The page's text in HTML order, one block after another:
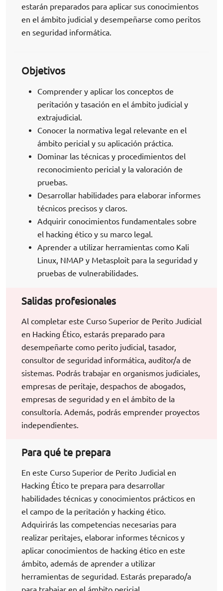
estarán preparados para aplicar sus conocimientos
en el ámbito judicial y desempeñarse como peritos
en seguridad informática.
Objetivos
Comprender y aplicar los conceptos de
peritación y tasación en el ámbito judicial y
extrajudicial.
Conocer la normativa legal relevante en el
ámbito pericial y su aplicación práctica.
Dominar las técnicas y procedimientos del
reconocimiento pericial y la valoración de
pruebas.
Desarrollar habilidades para elaborar informes
técnicos precisos y claros.
Adquirir conocimientos fundamentales sobre
el hacking ético y su marco legal.
Aprender a utilizar herramientas como Kali
Linux, NMAP y Metasploit para la seguridad y
pruebas de vulnerabilidades.
Salidas profesionales
Al completar este Curso Superior de Perito Judicial
en Hacking Ético, estarás preparado para
desempeñarte como perito judicial, tasador,
consultor de seguridad informática, auditor/a de
sistemas. Podrás trabajar en organismos judiciales,
empresas de peritaje, despachos de abogados,
empresas de seguridad y en el ámbito de la
consultoría. Además, podrás emprender proyectos
independientes.
Para qué te prepara
En este Curso Superior de Perito Judicial en
Hacking Ético te prepara para desarrollar
habilidades técnicas y conocimientos prácticos en
el campo de la peritación y hacking ético.
Adquirirás las competencias necesarias para
realizar peritajes, elaborar informes técnicos y
aplicar conocimientos de hacking ético en este
ámbito, además de aprender a utilizar
herramientas de seguridad. Estarás preparado/a